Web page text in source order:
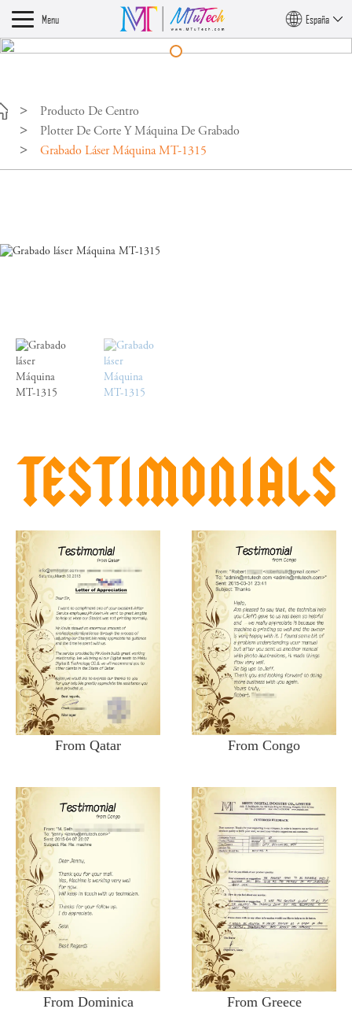
Menu España
Producto De Centro
Plotter De Corte Y Máquina De Grabado
Grabado Láser Máquina MT-1315
From Qatar From Congo
From Dominica From Greece